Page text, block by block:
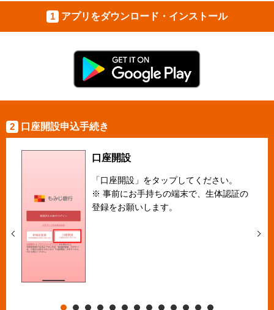
1 アプリをダウンロード・インストール
2 口座開設申込手続き
口座開設
「口座開設」をタップしてください。
※ 事前にお手持ちの端末で、生体認証の
登録をお願いします。